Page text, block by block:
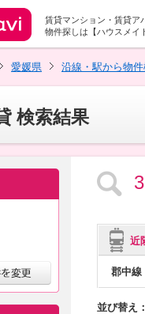
賃貸マンション・賃貸ア
物件探しは【ハウスメイ
愛媛県 沿線・駅から物
検索結果
近
郡中線
並び替え：